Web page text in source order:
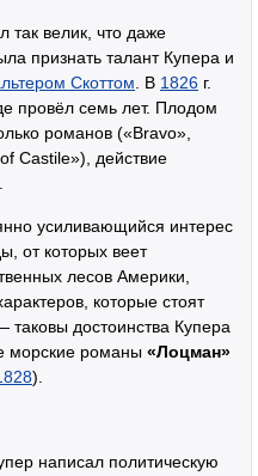
так велик, что даже
признать талант Купера и
Скоттом . В 1826 г.
провёл семь лет. Плодом
романов («Bravo»,
Castile»), действие
усиливающийся интерес
от которых веет
лесов Америки,
которые стоят
достоинства Купера
морские романы «Лоцман»
).
написал политическую